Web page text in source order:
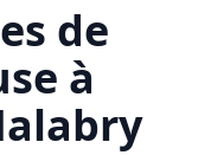
de
à